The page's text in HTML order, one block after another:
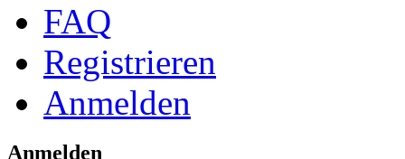
FAQ
Registrieren
Anmelden
Anmelden